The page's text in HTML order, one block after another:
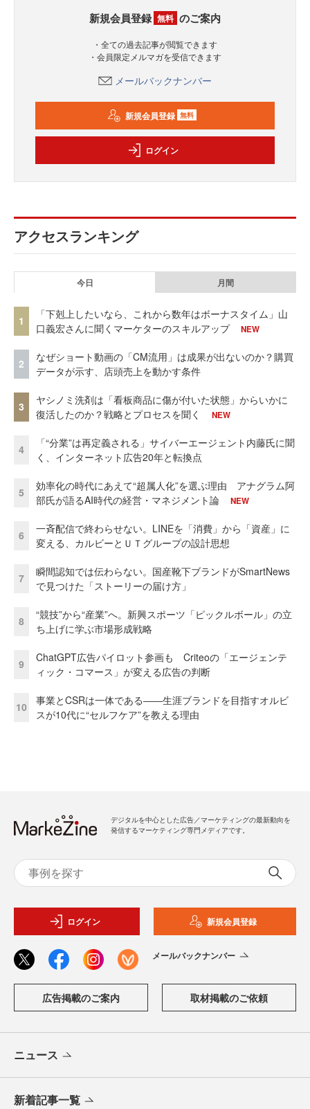
新規会員登録 無料 のご案内
・全ての過去記事が閲覧できます
・会員限定メルマガを受信できます
メールバックナンバー
新規会員登録 無料
ログイン
アクセスランキング
今日 月間
1
「下剋上したいなら、これから数年はボーナスタイム」山
口義宏さんに聞くマーケターのスキルアップ
NEW
2
なぜショート動画の「CM流用」は成果が出ないのか？購買
データが示す、店頭売上を動かす条件
3
ヤシノミ洗剤は「看板商品に傷が付いた状態」からいかに
復活したのか？戦略とプロセスを聞く
NEW
4
「“分業”は再定義される」サイバーエージェント内藤氏に聞
く、インターネット広告20年と転換点
5
効率化の時代にあえて“超属人化”を選ぶ理由 アナグラム阿
部氏が語るAI時代の経営・マネジメント論
NEW
6
一斉配信で終わらせない。LINEを「消費」から「資産」に
変える、カルビーとＵＴグループの設計思想
7
瞬間認知では伝わらない。国産靴下ブランドがSmartNews
で見つけた「ストーリーの届け方」
8
“競技”から“産業”へ。新興スポーツ「ピックルボール」の立
ち上げに学ぶ市場形成戦略
9
ChatGPT広告パイロット参画も Criteoの「エージェンテ
ィック・コマース」が変える広告の判断
10
事業とCSRは一体である――生涯ブランドを目指すオルビ
スが10代に“セルフケア”を教える理由
デジタルを中心とした広告／マーケティングの最新動向を
発信するマーケティング専門メディアです。
ログイン 新規会員登録
メールバックナンバー
広告掲載のご案内 取材掲載のご依頼
ニュース
新着記事一覧